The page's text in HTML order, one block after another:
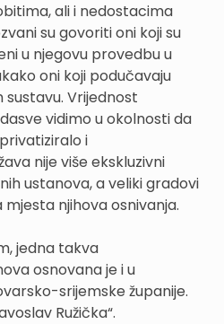
ali i nedostacima
su govoriti oni koji su
u njegovu provedbu u
oni koji podučavaju
Vrijednost
vidimo u okolnosti da
i
nije više ekskluzivni
ustanova, a veliki gradovi
njihova osnivanja.
jedna takva
osnovana je i u
srijemske županije.
Ružička“.